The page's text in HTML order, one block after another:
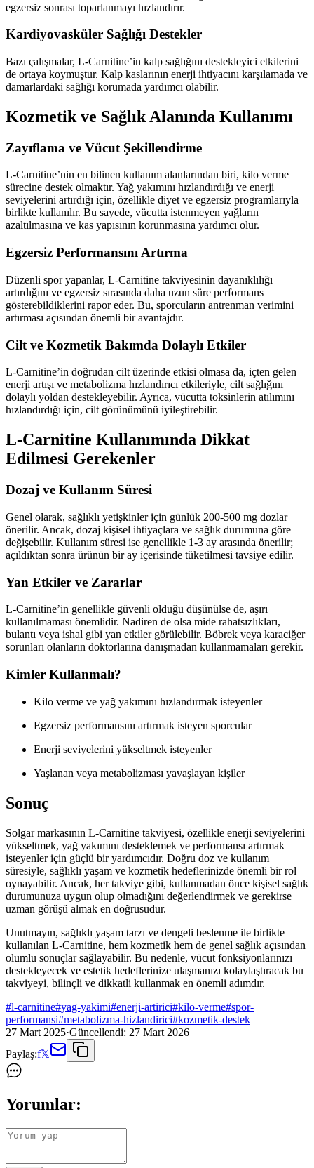
egzersiz sonrası toparlanmayı hızlandırır.
Kardiyovasküler Sağlığı Destekler
Bazı çalışmalar, L-Carnitine’in kalp sağlığını destekleyici etkilerini
de ortaya koymuştur. Kalp kaslarının enerji ihtiyacını karşılamada ve
damarlardaki sağlığı korumada yardımcı olabilir.
Kozmetik ve Sağlık Alanında Kullanımı
Zayıflama ve Vücut Şekillendirme
L-Carnitine’nin en bilinen kullanım alanlarından biri, kilo verme
sürecine destek olmaktır. Yağ yakımını hızlandırdığı ve enerji
seviyelerini artırdığı için, özellikle diyet ve egzersiz programlarıyla
birlikte kullanılır. Bu sayede, vücutta istenmeyen yağların
azaltılmasına ve kas yapısının korunmasına yardımcı olur.
Egzersiz Performansını Artırma
Düzenli spor yapanlar, L-Carnitine takviyesinin dayanıklılığı
artırdığını ve egzersiz sırasında daha uzun süre performans
gösterebildiklerini rapor eder. Bu, sporcuların antrenman verimini
artırması açısından önemli bir avantajdır.
Cilt ve Kozmetik Bakımda Dolaylı Etkiler
L-Carnitine’in doğrudan cilt üzerinde etkisi olmasa da, içten gelen
enerji artışı ve metabolizma hızlandırıcı etkileriyle, cilt sağlığını
dolaylı yoldan destekleyebilir. Ayrıca, vücutta toksinlerin atılımını
hızlandırdığı için, cilt görünümünü iyileştirebilir.
L-Carnitine Kullanımında Dikkat
Edilmesi Gerekenler
Dozaj ve Kullanım Süresi
Genel olarak, sağlıklı yetişkinler için günlük 200-500 mg dozlar
önerilir. Ancak, dozaj kişisel ihtiyaçlara ve sağlık durumuna göre
değişebilir. Kullanım süresi ise genellikle 1-3 ay arasında önerilir;
açıldıktan sonra ürünün bir ay içerisinde tüketilmesi tavsiye edilir.
Yan Etkiler ve Zararlar
L-Carnitine’in genellikle güvenli olduğu düşünülse de, aşırı
kullanılmaması önemlidir. Nadiren de olsa mide rahatsızlıkları,
bulantı veya ishal gibi yan etkiler görülebilir. Böbrek veya karaciğer
sorunları olanların doktorlarına danışmadan kullanmamaları gerekir.
Kimler Kullanmalı?
Kilo verme ve yağ yakımını hızlandırmak isteyenler
Egzersiz performansını artırmak isteyen sporcular
Enerji seviyelerini yükseltmek isteyenler
Yaşlanan veya metabolizması yavaşlayan kişiler
Sonuç
Solgar markasının L-Carnitine takviyesi, özellikle enerji seviyelerini
yükseltmek, yağ yakımını desteklemek ve performansı artırmak
isteyenler için güçlü bir yardımcıdır. Doğru doz ve kullanım
süresiyle, sağlıklı yaşam ve kozmetik hedeflerinizde önemli bir rol
oynayabilir. Ancak, her takviye gibi, kullanmadan önce kişisel sağlık
durumunuza uygun olup olmadığını değerlendirmek ve gerekirse
uzman görüşü almak en doğrusudur.
Unutmayın, sağlıklı yaşam tarzı ve dengeli beslenme ile birlikte
kullanılan L-Carnitine, hem kozmetik hem de genel sağlık açısından
olumlu sonuçlar sağlayabilir. Bu nedenle, vücut fonksiyonlarınızı
destekleyecek ve estetik hedeflerinize ulaşmanızı kolaylaştıracak bu
takviyeyi, bilinçli ve dikkatli kullanmak en önemli adımdır.
#l-carnitine#yag-yakimi#enerji-artirici#kilo-verme#spor-
performansi#metabolizma-hizlandirici#kozmetik-destek
27 Mart 2025·Güncellendi: 27 Mart 2026
Paylaş:f𝕏
Yorumlar: